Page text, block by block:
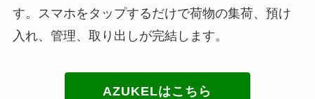
す。スマホをタップするだけで荷物の集荷、預け
入れ、管理、取り出しが完結します。
AZUKELはこちら